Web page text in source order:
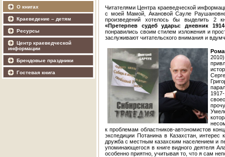
О книгах
Краеведение – детям
Ресурсы
Центр краеведческой
информации
Брендовые праздники
Гостевая книга
Читателями Центра краеведческой
с моей Мамой, Акановой Сауле
произведений хотелось бы выделить 2
«Претерпев судеб удары: дневник
понравились своим стилем изложения и
заслуживают читательского внимания и
к проблемам областников-автономистов
экспедиции Потанина в Казахстан,
дружба с местным казахским населением и
упоминающегося в книге видного деятеля
особенно приятно, учитывая то, что я сам